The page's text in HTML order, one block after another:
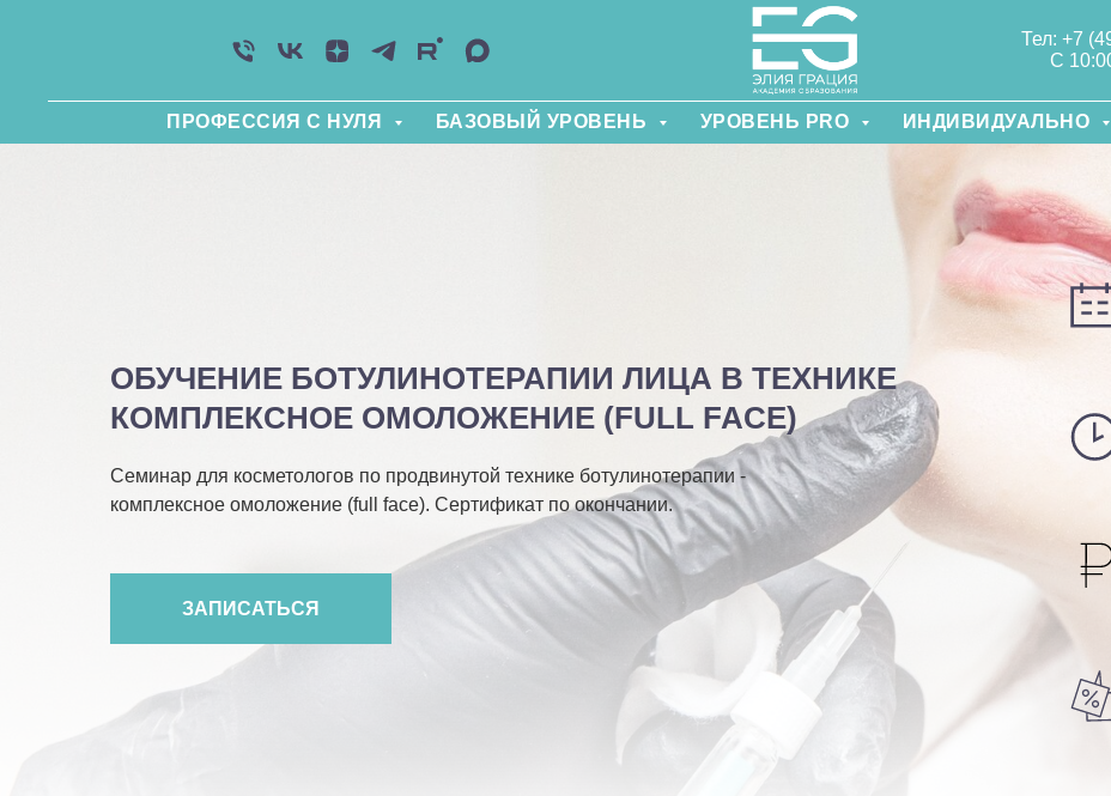
Тел: +7
С
ПРОФЕССИЯ С НУЛЯ БАЗОВЫЙ УРОВЕНЬ УРОВЕНЬ PRO ИНДИВИДУАЛЬНО
ОБУЧЕНИЕ БОТУЛИНОТЕРАПИИ ЛИЦА В ТЕХНИКЕ
КОМПЛЕКСНОЕ ОМОЛОЖЕНИЕ (FULL FACE)
Семинар для косметологов по продвинутой технике ботулинотерапии -
комплексное омоложение (full face). Сертификат по окончании.
ЗАПИСАТЬСЯ